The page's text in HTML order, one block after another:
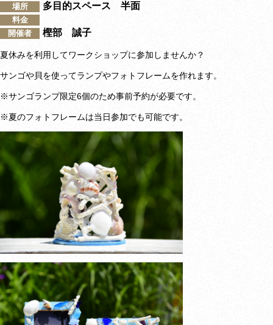
場所 多目的スペース 半面
料金
開催者
樫部 誠子
夏休みを利用してワークショップに参加しませんか？
サンゴや貝を使ってランプやフォトフレームを作れます。
※サンゴランプ限定6個のため事前予約が必要です。
※夏のフォトフレームは当日参加でも可能です。